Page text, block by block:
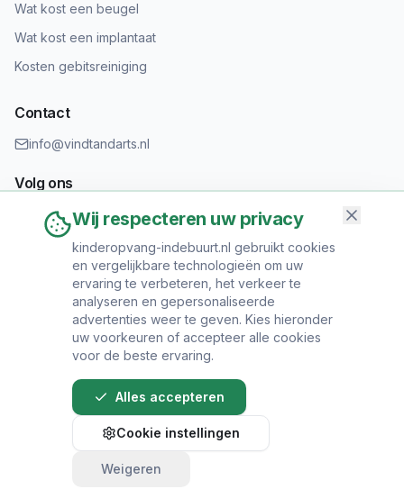
Wat kost een beugel
Wat kost een implantaat
Kosten gebitsreiniging
Contact
info@vindtandarts.nl
Volg ons
Informatie toevoegen?
Heeft u een tandartspraktijk? Neem contact op om uw praktijk
toe te voegen.
© 2024 Vind Tandarts. Alle rechten voorbehouden.
Over Ons
• Privacy Policy
Voorwaarden
• Sitemap
Wij respecteren uw privacy
kinderopvang-indebuurt.nl gebruikt cookies
en vergelijkbare technologieën om uw
ervaring te verbeteren, het verkeer te
analyseren en gepersonaliseerde
advertenties weer te geven. Kies hieronder
uw voorkeuren of accepteer alle cookies
voor de beste ervaring.
Alles accepteren
Cookie instellingen
Weigeren